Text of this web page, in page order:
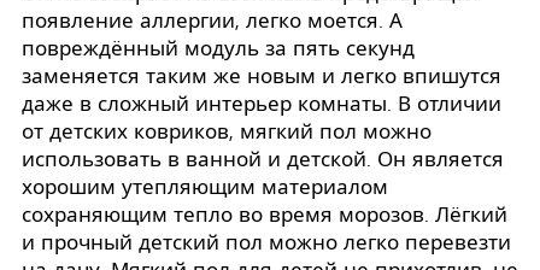
появление аллергии, легко моется. А
повреждённый модуль за пять секунд
заменяется таким же новым и легко впишутся
даже в сложный интерьер комнаты. В отличии
от детских ковриков, мягкий пол можно
использовать в ванной и детской. Он является
хорошим утепляющим материалом
сохраняющим тепло во время морозов. Лёгкий
и прочный детский пол можно легко перевезти